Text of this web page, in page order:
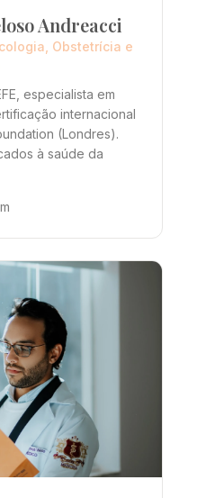
Andreacci
Obstetrícia e
especialista em
internacional
(Londres).
à saúde da